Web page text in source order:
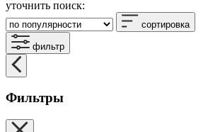
уточнить поиск:
сортировка
фильтр
Фильтры